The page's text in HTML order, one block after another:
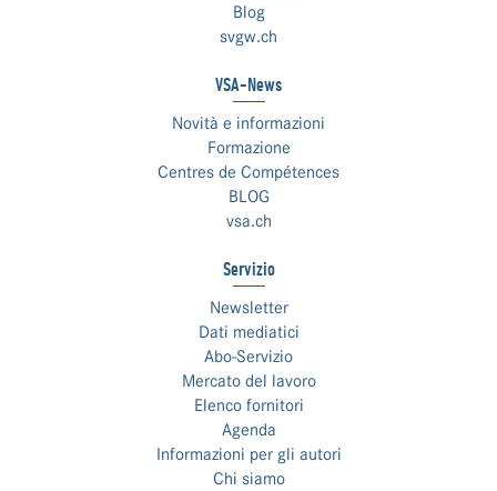
Blog
svgw.ch
VSA-News
Novità e informazioni
Formazione
Centres de Compétences
BLOG
vsa.ch
Servizio
Newsletter
Dati mediatici
Abo-Servizio
Mercato del lavoro
Elenco fornitori
Agenda
Informazioni per gli autori
Chi siamo